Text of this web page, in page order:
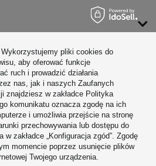
ceny brutto (z VAT).
pliki cookies do
aby oferować funkcje
ruch i prowadzić działania
nas, jak i naszych Zaufanych
znajdziesz w zakładce Polityka
komunikatu oznacza zgodę na ich
i umożliwia przejście na stronę
przechowywania lub dostępu do
zakładce „Konfiguracja zgód”. Zgodę
momencie poprzez usunięcie plików
Twojego urządzenia.